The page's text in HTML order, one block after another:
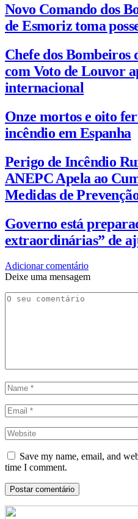
Novo Comando dos
de Esmoriz toma
Chefe dos
com Voto de Louvor
internacional
Onze mortos e oito
incêndio em Espanha
Perigo de Incêndio
ANEPC Apela ao
Medidas de
Governo está
extraordinárias” de
Adicionar comentário
Deixe uma mensagem
Save my name, email, and
time I comment.